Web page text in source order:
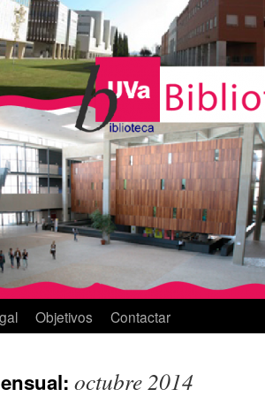
Objetivos Contactar
octubre 2014